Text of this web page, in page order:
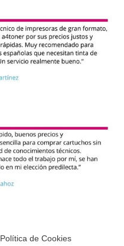
Política de Cookies